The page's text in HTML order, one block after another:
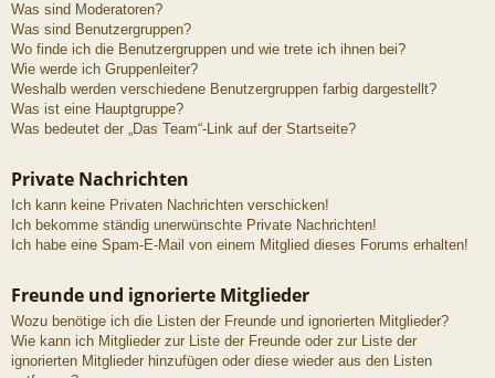
Was sind Moderatoren?
Was sind Benutzergruppen?
Wo finde ich die Benutzergruppen und wie trete ich ihnen bei?
Wie werde ich Gruppenleiter?
Weshalb werden verschiedene Benutzergruppen farbig dargestellt?
Was ist eine Hauptgruppe?
Was bedeutet der „Das Team“-Link auf der Startseite?
Private Nachrichten
Ich kann keine Privaten Nachrichten verschicken!
Ich bekomme ständig unerwünschte Private Nachrichten!
Ich habe eine Spam-E-Mail von einem Mitglied dieses Forums erhalten!
Freunde und ignorierte Mitglieder
Wozu benötige ich die Listen der Freunde und ignorierten Mitglieder?
Wie kann ich Mitglieder zur Liste der Freunde oder zur Liste der
ignorierten Mitglieder hinzufügen oder diese wieder aus den Listen